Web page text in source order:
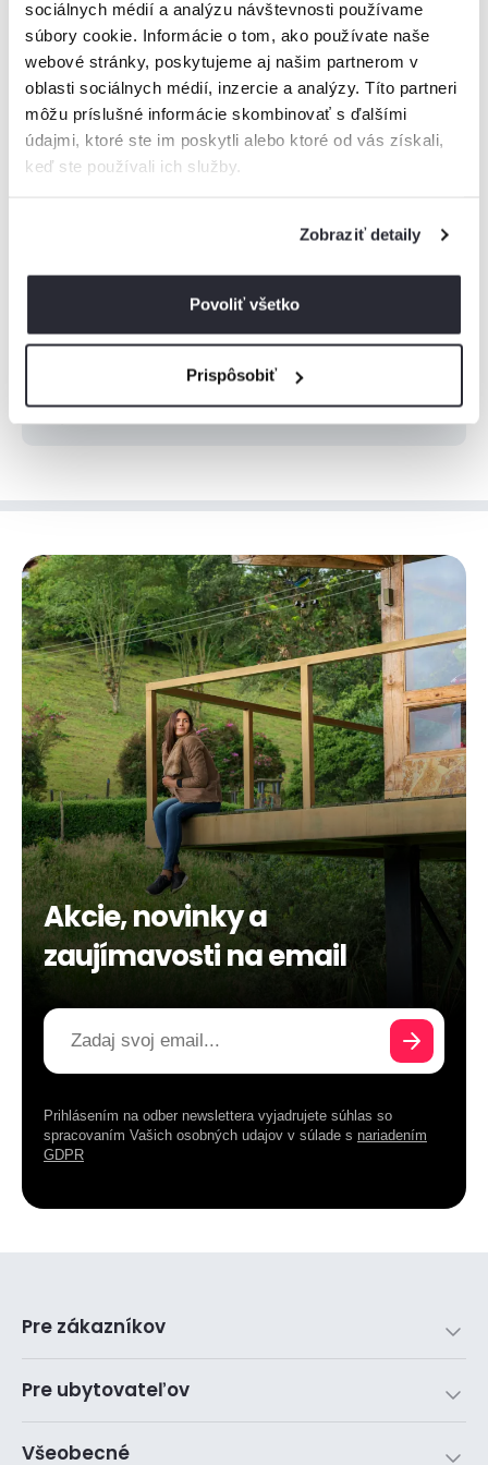
sociálnych médií a analýzu návštevnosti používame
súbory cookie. Informácie o tom, ako používate naše
webové stránky, poskytujeme aj našim partnerom v
oblasti sociálnych médií, inzercie a analýzy. Títo partneri
môžu príslušné informácie skombinovať s ďalšími
údajmi, ktoré ste im poskytli alebo ktoré od vás získali,
keď ste používali ich služby.
Zobraziť detaily
Povoliť všetko
Prispôsobiť
Vysoké Tatry
Nízke Tatry
Orava
Akcie, novinky a
zaujímavosti na email
Prihlásením na odber newslettera vyjadrujete súhlas so
spracovaním Vašich osobných udajov v súlade s nariadením
GDPR
Pre zákazníkov
Pre ubytovateľov
Všeobecné